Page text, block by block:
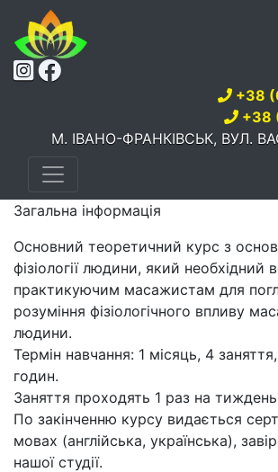
+38
+38
М. ІВАНО-ФРАНКІВСЬК, ВУЛ.
Загальна інформація
Основний теоретичний курс з основ
фізіології людини, який необхідний
практикуючим масажистам для
розуміння фізіологічного впливу
людини.
Термін навчання: 1 місяць, 4
годин.
Заняття проходять 1 раз на тиждень
По закінченню курсу видається
мовах (англійська, українська),
нашої студії.